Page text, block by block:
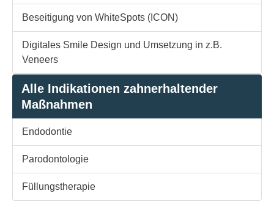
Beseitigung von WhiteSpots (ICON)
Digitales Smile Design und Umsetzung in z.B.
Veneers
Alle Indikationen zahnerhaltender
Maßnahmen
Endodontie
Parodontologie
Füllungstherapie